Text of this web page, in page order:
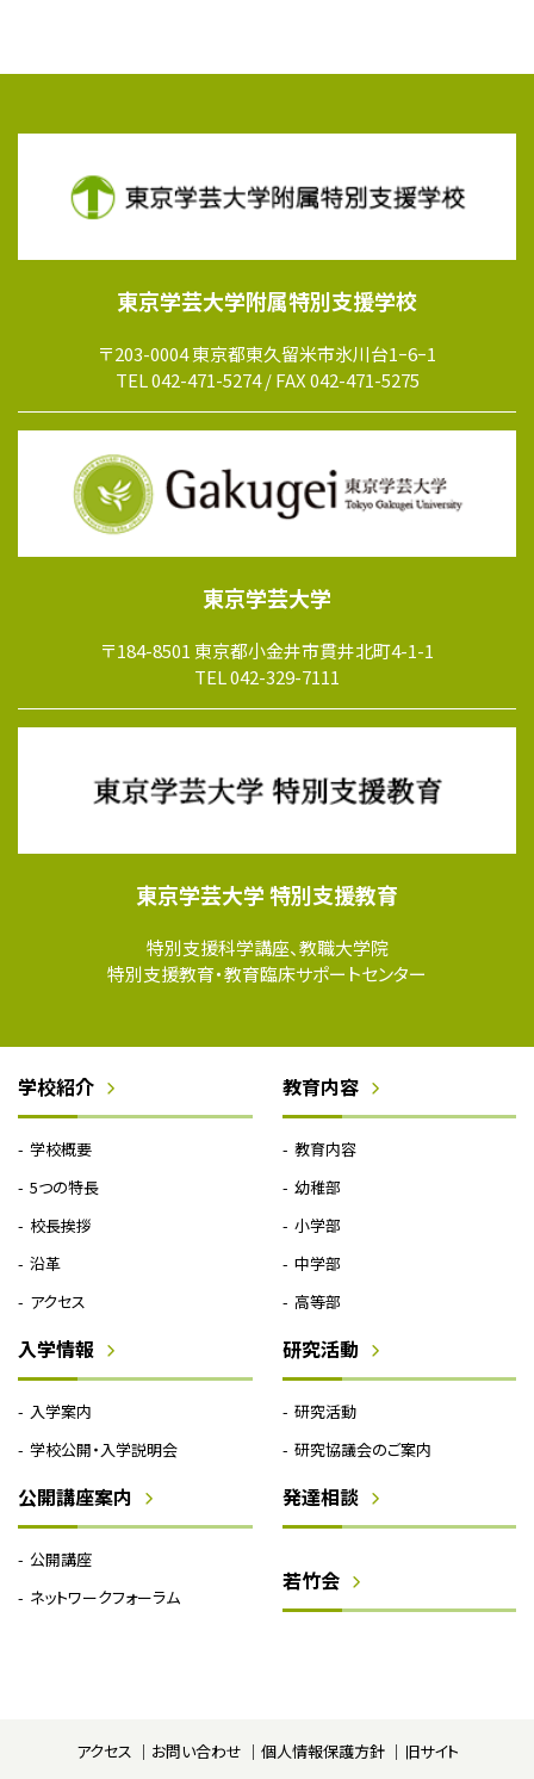
東京学芸大学附属特別支援学校
〒203-0004 東京都東久留米市氷川台1ｰ6ｰ1
TEL 042-471-5274 / FAX 042-471-5275
東京学芸大学
〒184-8501 東京都小金井市貫井北町4-1-1
TEL 042-329-7111
東京学芸大学 特別支援教育
特別支援科学講座、教職大学院
特別支援教育・教育臨床サポートセンター
学校紹介
学校概要
5つの特長
校長挨拶
沿革
アクセス
教育内容
教育内容
幼稚部
小学部
中学部
高等部
入学情報
入学案内
学校公開・入学説明会
研究活動
研究活動
研究協議会のご案内
公開講座案内
公開講座
ネットワークフォーラム
発達相談
若竹会
アクセス お問い合わせ 個人情報保護方針 旧サイト